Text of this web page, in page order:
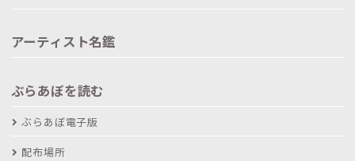
アーティスト名鑑
ぶらあぼを読む
ぶらあぼ電子版
配布場所